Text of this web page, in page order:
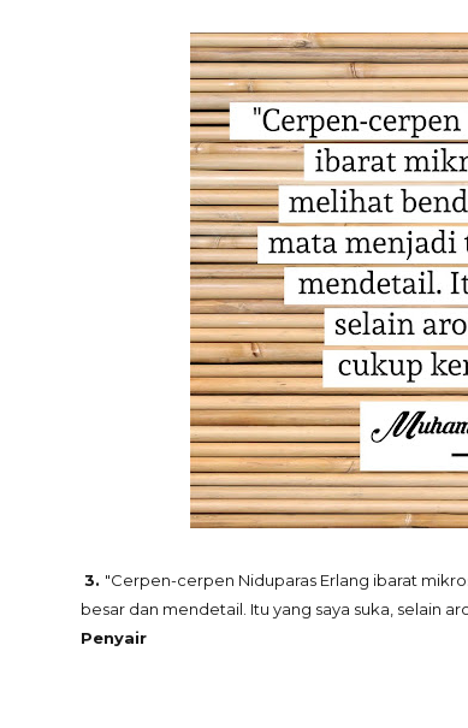
3. "Cerpen-cerpen Niduparas Erlang ibarat
besar dan mendetail. Itu yang saya suka, selain
Penyair